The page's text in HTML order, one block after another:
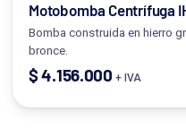
Motobomba Centrífuga
Bomba construida en hierro
bronce.
$4.156.000 + IVA